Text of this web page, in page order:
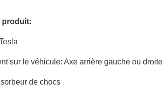
produit:
sur le véhicule: Axe arrière gauche ou droite
de chocs